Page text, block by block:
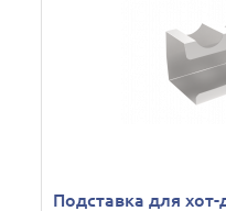
Подставка для